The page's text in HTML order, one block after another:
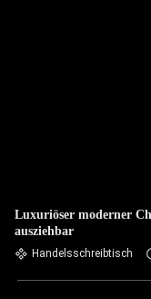
Luxuriöser moderner
ausziehbar
Handelsschreibtisch